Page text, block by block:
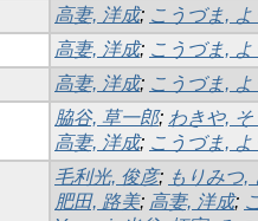
高妻, 洋成; こうづま,
高妻, 洋成; こうづま,
高妻, 洋成; こうづま,
脇谷, 草一郎; わきや, そ
高妻, 洋成; こうづま,
毛利光, 俊彦; もりみつ,
肥田, 路美; 高妻, 洋成;